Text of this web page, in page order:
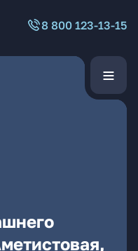
8 800 123-13-15